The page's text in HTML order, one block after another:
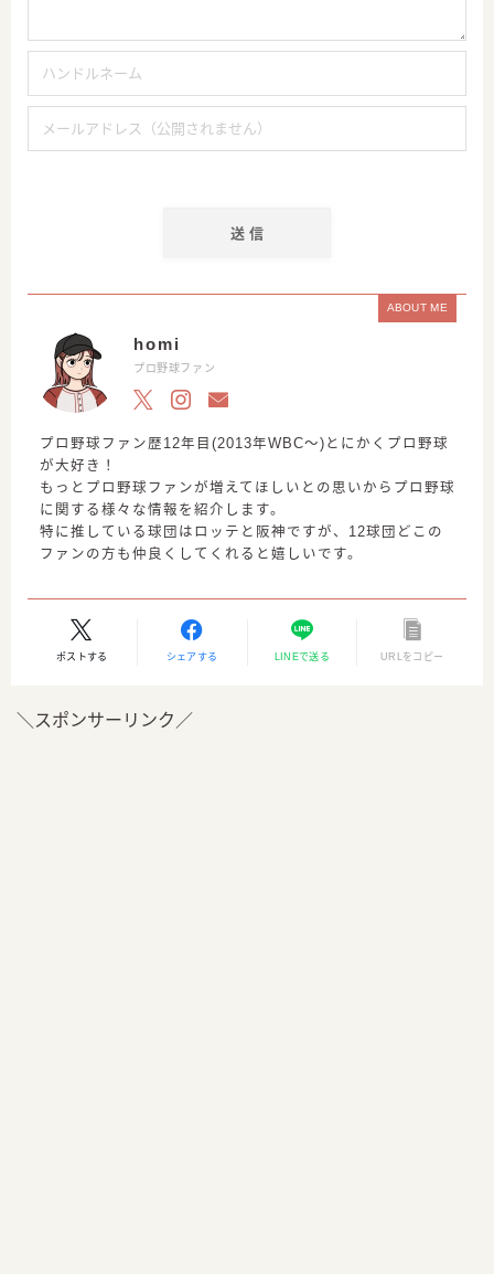
ABOUT ME
homi
プロ野球ファン
プロ野球ファン歴12年目(2013年WBC〜)とにかくプロ野球
が大好き！
もっとプロ野球ファンが増えてほしいとの思いからプロ野球
に関する様々な情報を紹介します。
特に推している球団はロッテと阪神ですが、12球団どこの
ファンの方も仲良くしてくれると嬉しいです。
ポストする シェアする LINEで送る URLをコピー
＼スポンサーリンク／